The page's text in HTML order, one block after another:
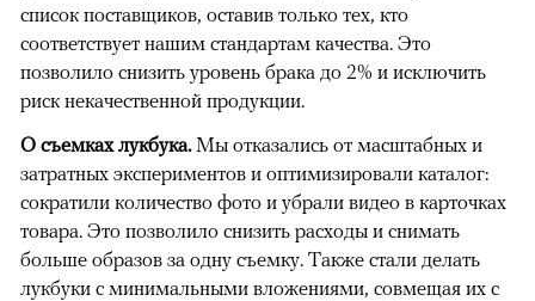
список поставщиков, оставив только тех, кто
соответствует нашим стандартам качества. Это
позволило снизить уровень брака до 2% и исключить
риск некачественной продукции.
О съемках лукбука.Мы отказались от масштабных и
затратных экспериментов и оптимизировали каталог:
сократили количество фото и убрали видео в карточках
товара. Это позволило снизить расходы и снимать
больше образов за одну съемку. Также стали делать
лукбуки с минимальными вложениями, совмещая их с